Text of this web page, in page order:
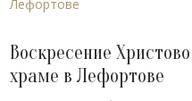
Воскресение
храме в Лефортове